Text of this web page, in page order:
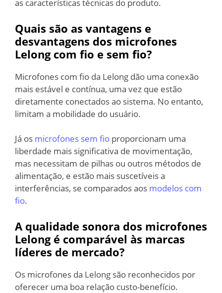
as características técnicas do produto.
Quais são as vantagens e
desvantagens dos microfones
Lelong com fio e sem fio?
Microfones com fio da Lelong dão uma conexão
mais estável e contínua, uma vez que estão
diretamente conectados ao sistema. No entanto,
limitam a mobilidade do usuário.
Já os microfones sem fio proporcionam uma
liberdade mais significativa de movimentação,
mas necessitam de pilhas ou outros métodos de
alimentação, e estão mais suscetíveis a
interferências, se comparados aos modelos com
fio.
A qualidade sonora dos microfones
Lelong é comparável às marcas
líderes de mercado?
Os microfones da Lelong são reconhecidos por
oferecer uma boa relação custo-benefício.